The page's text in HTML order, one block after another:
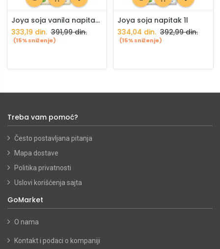
Joya soja vanila napitak 1l
333,19 din. 391,99din.
(15% sniženje)
Joya soja napitak 1l
334,04 din. 392,99din.
(15% sniženje)
Treba vam pomoć?
Često postavljana pitanja
Mapa dostave
Politika privatnosti
Uslovi korišćenja sajta
GoMarket
O nama
Kontakt i podaci o kompaniji